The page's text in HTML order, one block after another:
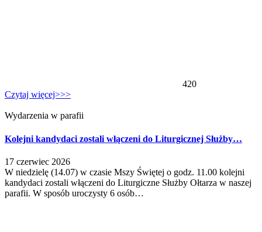
420
Czytaj więcej>>>
Wydarzenia w parafii
Kolejni kandydaci zostali włączeni do Liturgicznej Służby…
17 czerwiec 2026
W niedzielę (14.07) w czasie Mszy Świętej o godz. 11.00 kolejni
kandydaci zostali włączeni do Liturgiczne Służby Ołtarza w naszej
parafii. W sposób uroczysty 6 osób…